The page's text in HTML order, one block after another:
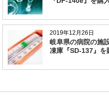
2019年12月26日
岐阜県の病院の施
凍庫『SD-137』を